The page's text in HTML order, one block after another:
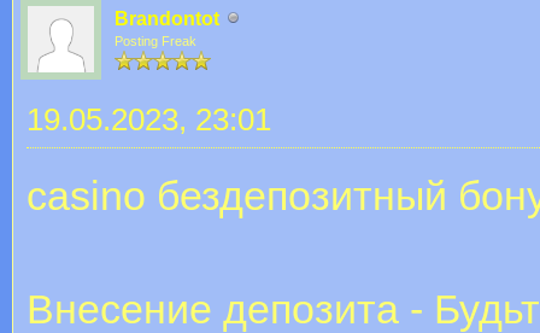
Brandontot
Posting Freak
19.05.2023, 23:01
casino бездепозитный
Внесение депозита -